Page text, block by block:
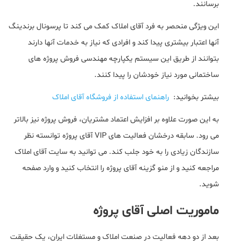
برسانند.
این ویژگی منحصر به فرد آقای املاک کمک می کند تا پرسونال برندینگ
آنها اعتبار بیشتری پیدا کند و افرادی که نیاز به خدمات آنها دارند
بتوانند از طریق این سیستم یکپارچه مهندسی فروش پروژه های
ساختمانی مورد نیاز خودشان را پیدا کنند.
بیشتر بخوانید: راهنمای استفاده از فروشگاه آقای املاک
به این صورت علاوه بر افزایش اعتماد مشتریان، فروش پروژه نیز بالاتر
می رود. سابقه درخشان فعالیت های VIP آقای پروژه توانسته نظر
سازندگان زیادی را به خود جلب کند. می توانید به سایت آقای املاک
مراجعه کنید و از منو گزینه آقای پروژه را انتخاب کنید و وارد صفحه
شوید.
ماموریت اصلی آقای پروژه
بعد از دو دهه فعالیت در صنعت املاک و مستغلات ایران، یک حقیقت